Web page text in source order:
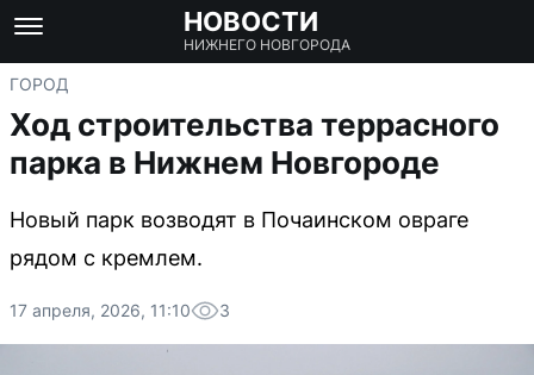
НОВОСТИ
НИЖНЕГО НОВГОРОДА
ГОРОД
Ход строительства террасного
парка в Нижнем Новгороде
Новый парк возводят в Почаинском овраге
рядом с кремлем.
17 апреля, 2026, 11:10 3